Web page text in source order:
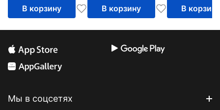
В корзину В корзину В корзину
Мы в соцсетях